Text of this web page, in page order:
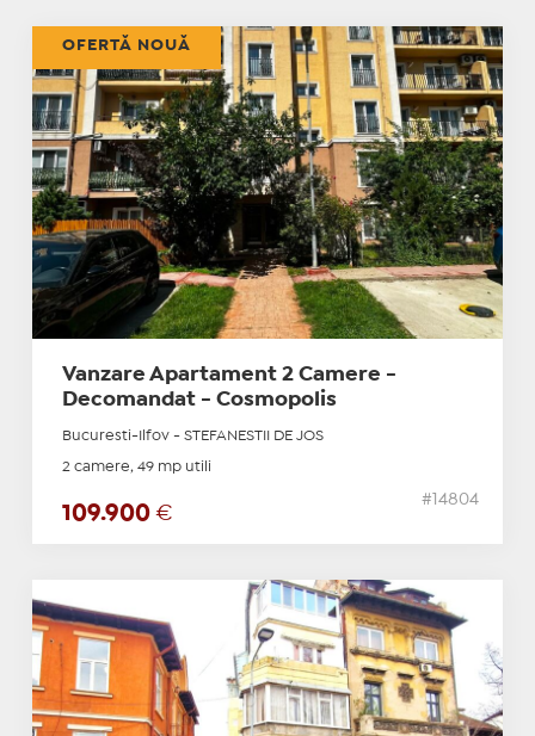
Vanzare Apartament 2 Camere -
Decomandat - Cosmopolis
Bucuresti-Ilfov - STEFANESTII DE JOS
2 camere, 49 mp utili
109.900 €
#14804
OFERTĂ NOUĂ